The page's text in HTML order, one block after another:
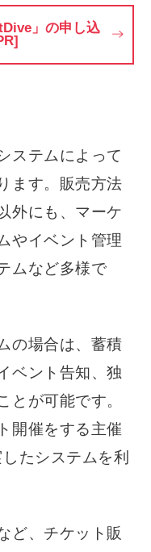
」の申し込
ステムによって
ます。販売方法
外にも、マーケ
やイベント管理
ムなど多様で
の場合は、蓄積
ベント告知、独
とが可能です。
開催をする主催
たシステムを利
ど、チケット販